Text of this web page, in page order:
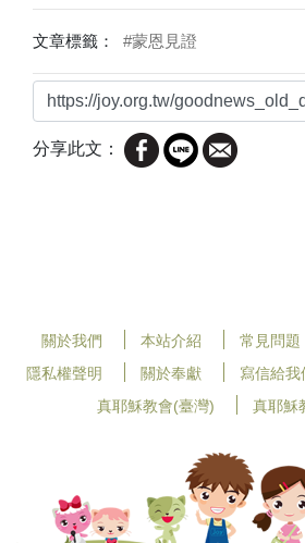
文章標籤： #蒙恩見證
分享此文：
關於我們 本站介紹 常見問題
隱私權聲明
關於奉獻 寫信給我
真耶穌教會(臺灣)
真耶穌